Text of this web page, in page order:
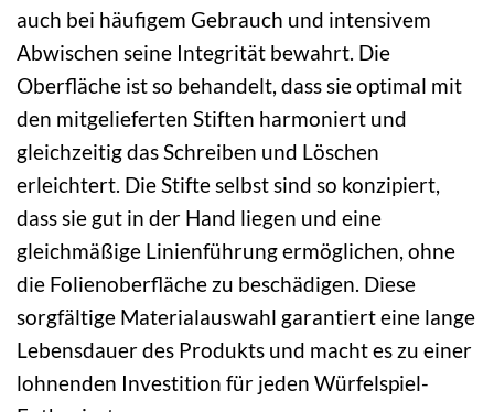
auch bei häufigem Gebrauch und intensivem
Abwischen seine Integrität bewahrt. Die
Oberfläche ist so behandelt, dass sie optimal mit
den mitgelieferten Stiften harmoniert und
gleichzeitig das Schreiben und Löschen
erleichtert. Die Stifte selbst sind so konzipiert,
dass sie gut in der Hand liegen und eine
gleichmäßige Linienführung ermöglichen, ohne
die Folienoberfläche zu beschädigen. Diese
sorgfältige Materialauswahl garantiert eine lange
Lebensdauer des Produkts und macht es zu einer
lohnenden Investition für jeden Würfelspiel-